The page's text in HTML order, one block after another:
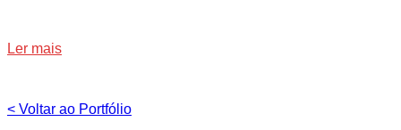
Ler mais
< Voltar ao Portfólio